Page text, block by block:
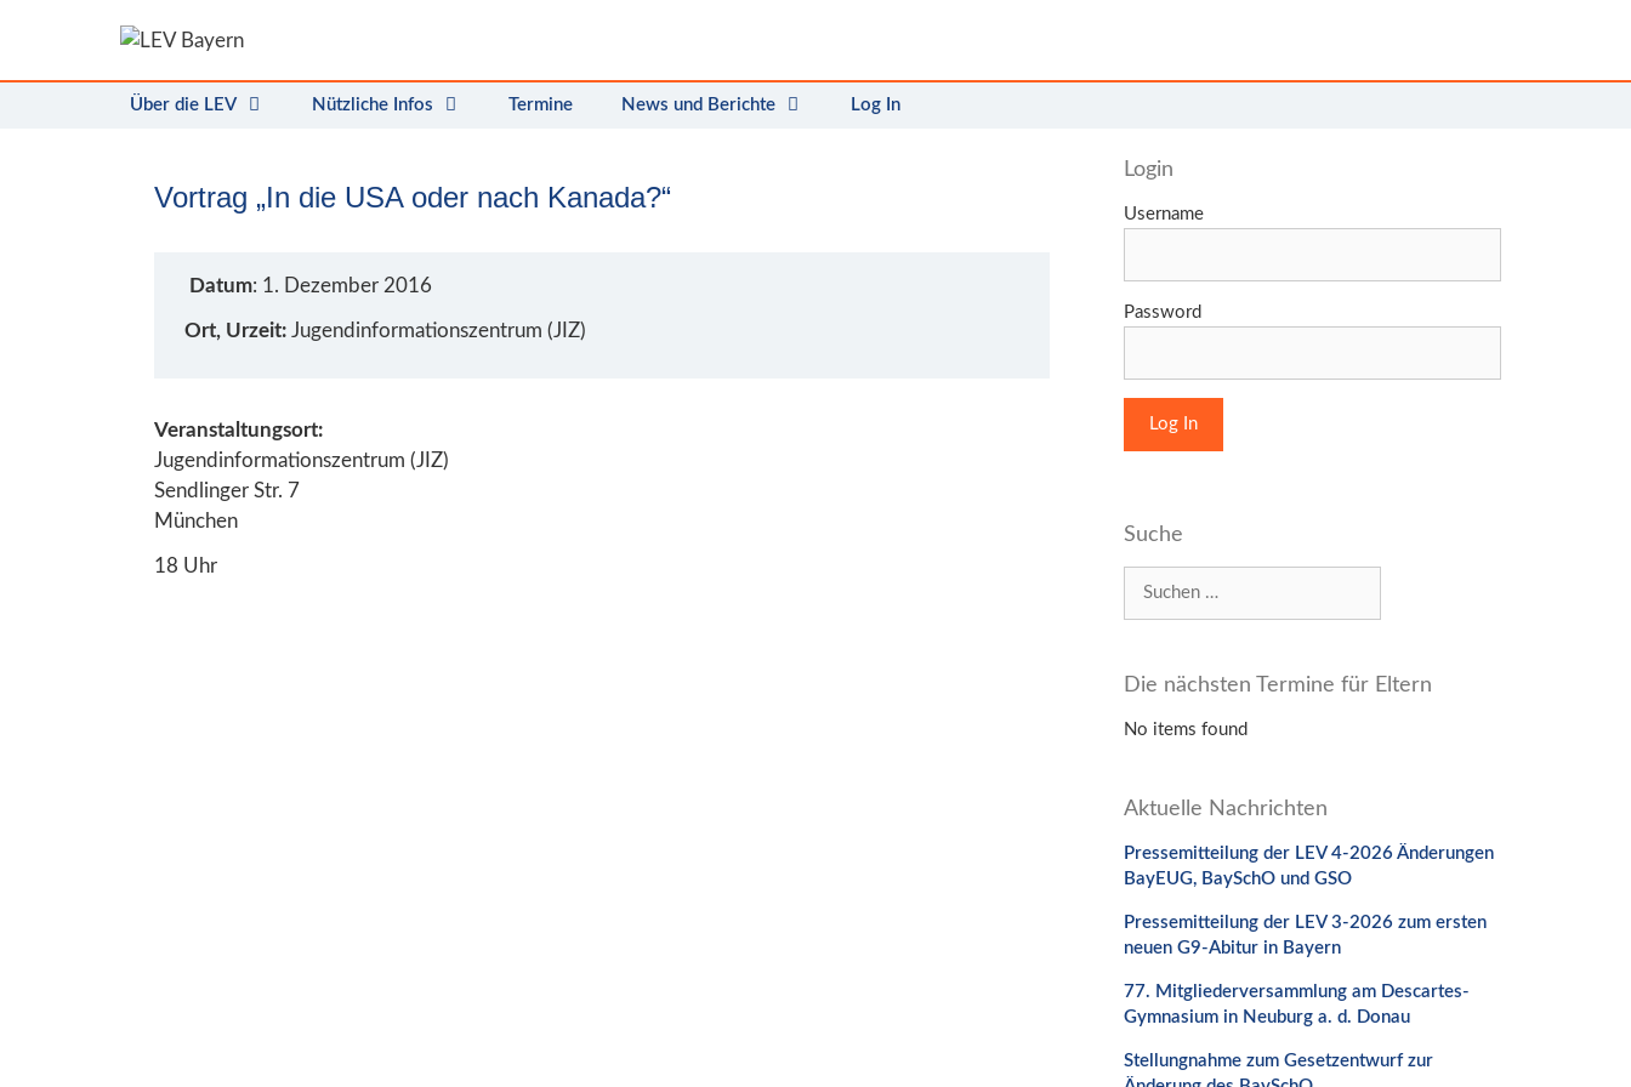
Über die LEV Nützliche Infos Termine News und Berichte Log In
Vortrag „In die USA oder nach Kanada?“
Datum: 1. Dezember 2016
Ort, Urzeit: Jugendinformationszentrum (JIZ)
Veranstaltungsort:
Jugendinformationszentrum (JIZ)
Sendlinger Str. 7
München
18 Uhr
Login
Username
Password
Suche
Die nächsten Termine für Eltern
No items found
Aktuelle Nachrichten
Pressemitteilung der LEV 4-2026 Änderungen
BayEUG, BaySchO und GSO
Pressemitteilung der LEV 3-2026 zum ersten
neuen G9-Abitur in Bayern
77. Mitgliederversammlung am Descartes-
Gymnasium in Neuburg a. d. Donau
Stellungnahme zum Gesetzentwurf zur